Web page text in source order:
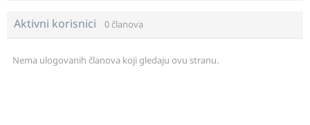
Aktivni korisnici 0 članova
Nema ulogovanih članova koji gledaju ovu stranu.